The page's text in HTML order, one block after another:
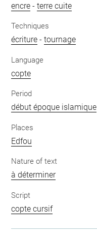
encre -terre cuite
Techniques
écriture -tournage
Language
copte
Period
début époque islamique
Places
Edfou
Nature of text
à déterminer
Script
copte cursif